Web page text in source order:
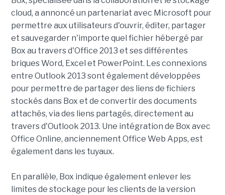
cloud, a annoncé un partenariat avec Microsoft pour
permettre aux utilisateurs d'ouvrir, éditer, partager
et sauvegarder n'importe quel fichier hébergé par
Box au travers d'Office 2013 et ses différentes
briques Word, Excel et PowerPoint. Les connexions
entre Outlook 2013 sont également développées
pour permettre de partager des liens de fichiers
stockés dans Box et de convertir des documents
attachés, via des liens partagés, directement au
travers d'Outlook 2013. Une intégration de Box avec
Office Online, anciennement Office Web Apps, est
également dans les tuyaux.
En parallèle, Box indique également enlever les
limites de stockage pour les clients de la version